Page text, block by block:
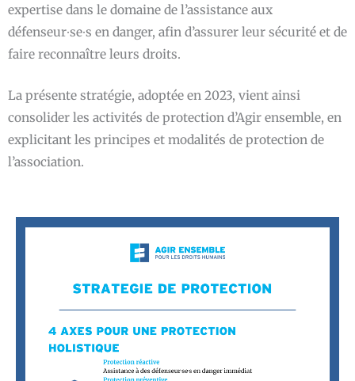
expertise dans le domaine de l’assistance aux
défenseur∙se∙s en danger, afin d’assurer leur sécurité et de
faire reconnaître leurs droits.
La présente stratégie, adoptée en 2023, vient ainsi
consolider les activités de protection d’Agir ensemble, en
explicitant les principes et modalités de protection de
l’association.